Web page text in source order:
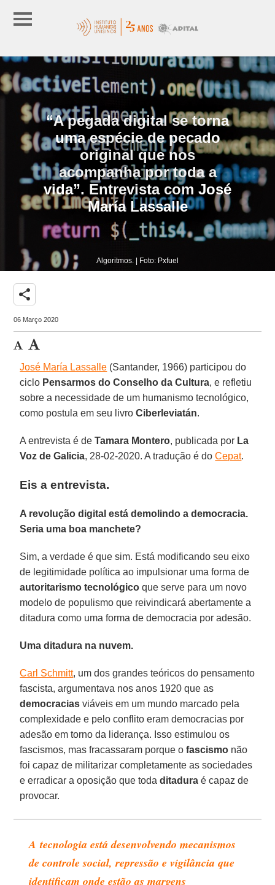
“A pegada digital se torna
uma espécie de pecado
original que nos
acompanha por toda a
vida”. Entrevista com José
María Lassalle
Algoritmos. | Foto: Pxfuel
share
06 Março 2020
José María Lassalle (Santander, 1966) participou do
ciclo Pensarmos do Conselho da Cultura, e refletiu
sobre a necessidade de um humanismo tecnológico,
como postula em seu livroCiberleviatán.
A entrevista é deTamara Montero, publicada por La
Voz de Galicia, 28-02-2020. A tradução é doCepat.
Eis a entrevista.
A revolução digital está demolindo a democracia.
Seria uma boa manchete?
Sim, a verdade é que sim. Está modificando seu eixo
de legitimidade política ao impulsionar uma forma de
autoritarismo tecnológico que serve para um novo
modelo de populismo que reivindicará abertamente a
ditadura como uma forma de democracia por adesão.
Uma ditadura na nuvem.
Carl Schmitt, um dos grandes teóricos do pensamento
fascista, argumentava nos anos 1920 que as
democracias viáveis em um mundo marcado pela
complexidade e pelo conflito eram democracias por
adesão em torno da liderança. Isso estimulou os
fascismos, mas fracassaram porque ofascismo não
foi capaz de militarizar completamente as sociedades
e erradicar a oposição que todaditadura é capaz de
provocar.
A tecnologia está desenvolvendo mecanismos
de controle social, repressão e vigilância que
identificam onde estão as margens